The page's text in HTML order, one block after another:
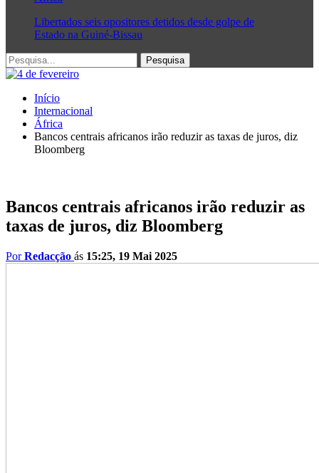
Libertados seis opositores detidos desde golpe de
Estado na Guiné-Bissau
Início
Internacional
África
Bancos centrais africanos irão reduzir as taxas de juros, diz
Bloomberg
Bancos centrais africanos irão reduzir as
taxas de juros, diz Bloomberg
PorRedacção ás 15:25, 19 Mai 2025